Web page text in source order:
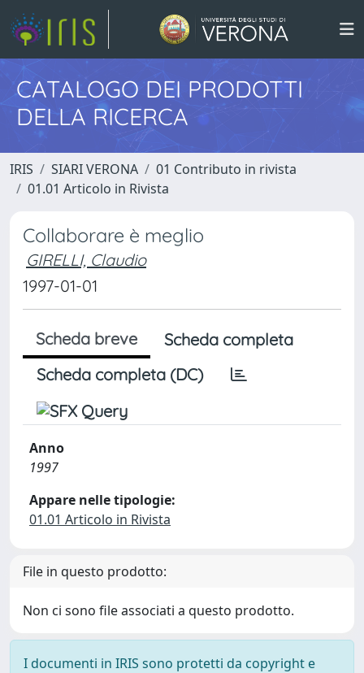
CATALOGO DEI PRODOTTI
DELLA RICERCA
IRIS SIARI VERONA
01 Contributo in rivista
01.01 Articolo in Rivista
Collaborare è meglio
GIRELLI, Claudio
1997-01-01
Scheda breve
Scheda completa
Scheda completa (DC)
Anno
1997
Appare nelle tipologie:
01.01 Articolo in Rivista
File in questo prodotto:
Non ci sono file associati a questo prodotto.
I documenti in IRIS sono protetti da copyright e